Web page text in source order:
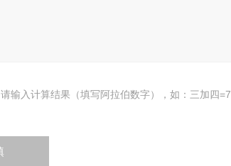
请输入计算结果（填写阿拉伯数字），如：三加四=7